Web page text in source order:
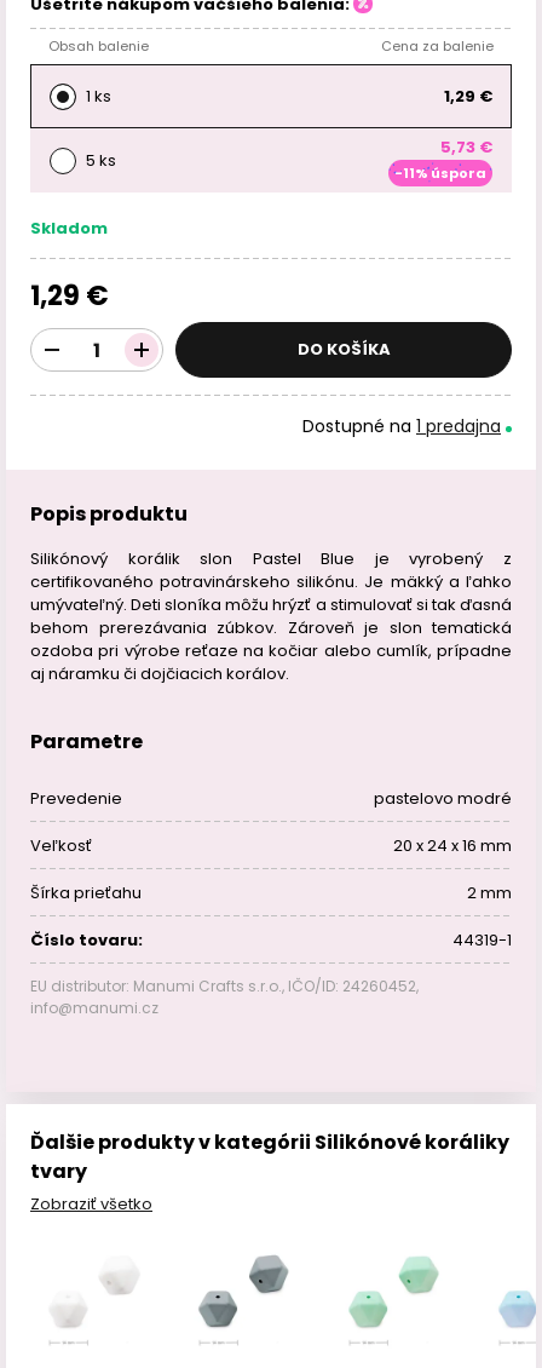
Obsah balenie Cena za balenie
1 ks 1,29 €
5 ks
5,73 €
-11% úspora
Skladom
1,29 €
DO KOŠÍKA
Dostupné na 1 predajna
Popis produktu
Silikónový korálik slon Pastel Blue je vyrobený z
certifikovaného potravinárskeho silikónu. Je mäkký a ľahko
umývateľný. Deti sloníka môžu hrýzť a stimulovať si tak ďasná
behom prerezávania zúbkov. Zároveň je slon tematická
ozdoba pri výrobe reťaze na kočiar alebo cumlík, prípadne
aj náramku či dojčiacich korálov.
Parametre
Prevedenie pastelovo modré
Veľkosť 20 x 24 x 16 mm
Šírka prieťahu 2 mm
Číslo tovaru: 44319-1
EU distributor: Manumi Crafts s.r.o., IČO/ID: 24260452,
info@manumi.cz
Ďalšie produkty v kategórii Silikónové koráliky
tvary
Zobraziť všetko